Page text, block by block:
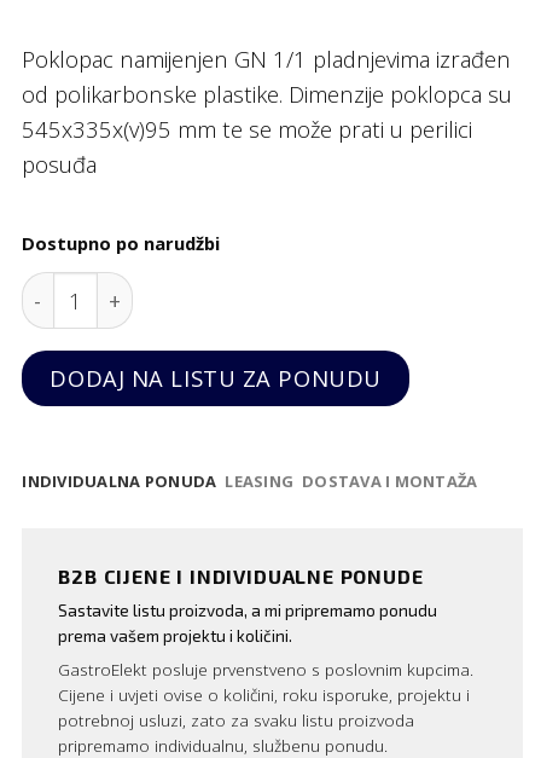
Poklopac namijenjen GN 1/1 pladnjevima izrađen
od polikarbonske plastike. Dimenzije poklopca su
545x335x(v)95 mm te se može prati u perilici
posuđa
Dostupno po narudžbi
Poklopac za GN 1/1 pladanj quantity
DODAJ NA LISTU ZA PONUDU
INDIVIDUALNA PONUDA LEASING DOSTAVA I MONTAŽA
B2B CIJENE I INDIVIDUALNE PONUDE
Sastavite listu proizvoda, a mi pripremamo ponudu
prema vašem projektu i količini.
GastroElekt posluje prvenstveno s poslovnim kupcima.
Cijene i uvjeti ovise o količini, roku isporuke, projektu i
potrebnoj usluzi, zato za svaku listu proizvoda
pripremamo individualnu, službenu ponudu.